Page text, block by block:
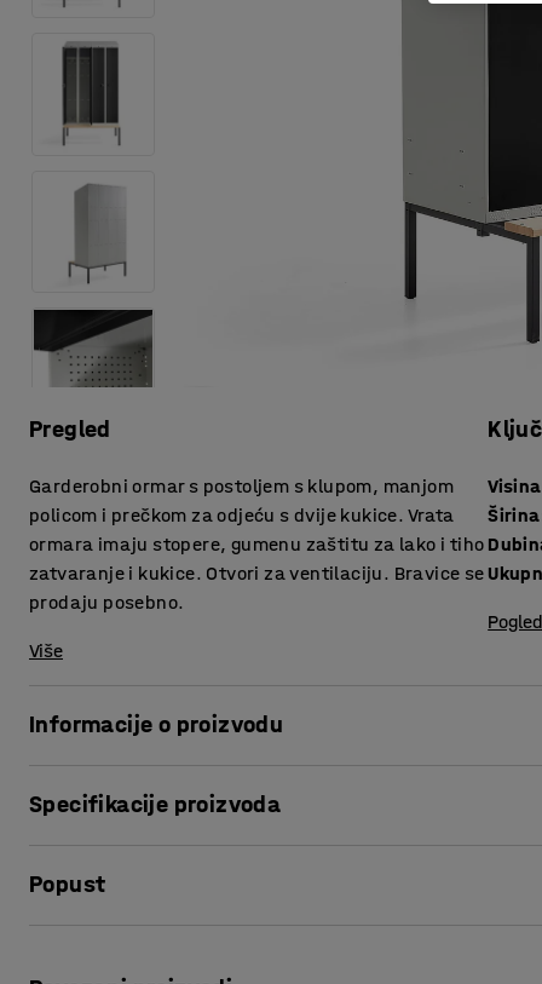
Pregled
Garderobni ormar s postoljem s klupom, manjom
policom i prečkom za odjeću s dvije kukice. Vrata
ormara imaju stopere, gumenu zaštitu za lako i tiho
zatvaranje i kukice. Otvori za ventilaciju. Bravice se
prodaju posebno.
Više
Visina
Širina
Informacije o proizvodu
spremanje čiste i nošene odjeće ili npr. mokre i suhe odjeće.
Vrata ormara imaju stopere za otvaranje do 90° i gumenu
Specifikacije proizvoda
Širina: 1200
Total depth
830
Popust